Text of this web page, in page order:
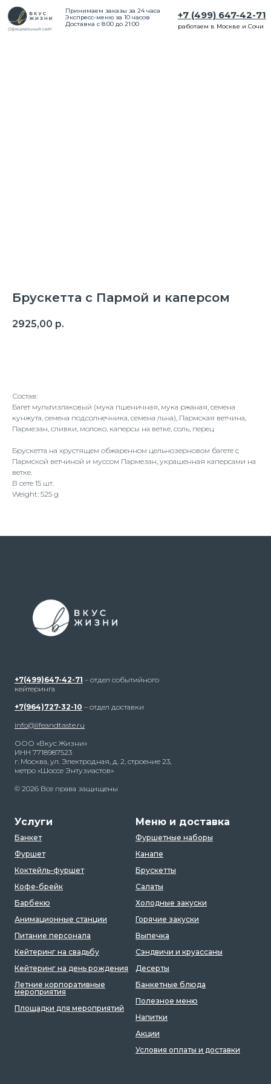
+7 (499) 647-42-71
работаем в Москве и Сочи
Принимаем заказы за 24 часа
Экспресс-меню за 10 часов
Доставка с 8:00 до 21:00
Брускетта с Пармой и каперсом
2925,00 р.
Состав:
Багет мультизлаковый (мука пшеничная, мука ржаная, семена
кунжута, семена подсолнечника, семена льна), Пармская ветчина,
Пармезан, сливки, молоко, каперсы на ветке, соль, перец
Брускетта на хрустящем обжаренном цельнозерновом багете с
Пармской ветчиной и муссом Пармезан, украшенная каперсами на
ветке.
В сете 15 шт.
Weight: 525 g
+7(499)647-42-71 – отдел событийного
кейтеринга
+7(964)727-32-10 – отдел доставки
info@lifeandtaste.ru
ООО «Вкус Жизни»
ИНН 7718987523
г. Москва, ул. Электродная, д. 2, строение 23,
метро «Шоссе Энтузиастов»
© 2026 Все права защищены
Услуги
Банкет
Фуршет
Коктейль-фуршет
Кофе-брейк
Барбекю
Анимационные станции
Питание персонала
Кейтеринг на свадьбу
Кейтеринг на день рождения
Летние корпоративные
мероприятия
Площадки для мероприятий
Меню и доставка
Фуршетные наборы
Канапе
Брускетты
Салаты
Холодные закуски
Горячие закуски
Выпечка
Сэндвичи и круассаны
Десерты
Банкетные блюда
Полезное меню
Напитки
Акции
Условия оплаты и доставки